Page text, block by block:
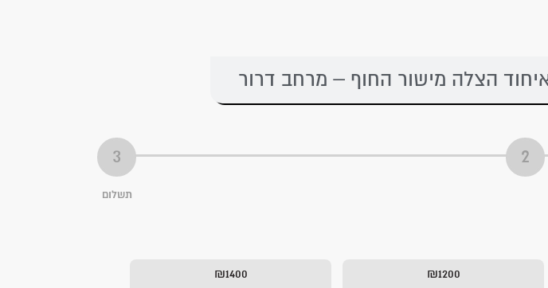
הצלה מישור החוף – מרחב דרור
תשלום
₪1200
₪1400